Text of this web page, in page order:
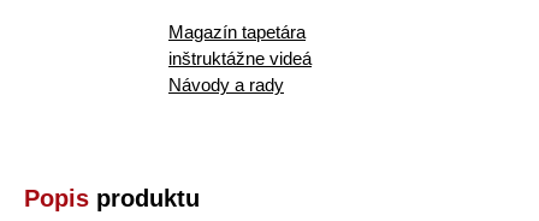
Magazín tapetára
inštruktážne videá
Návody a rady
Popis produktu